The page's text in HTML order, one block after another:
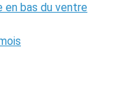
en bas du ventre